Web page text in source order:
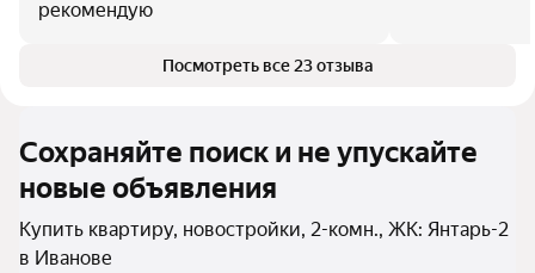
рекомендую
Посмотреть все 23 отзыва
Сохраняйте поиск и не упускайте
новые объявления
Купить квартиру, новостройки, 2-комн., ЖК: Янтарь-2
в Иванове